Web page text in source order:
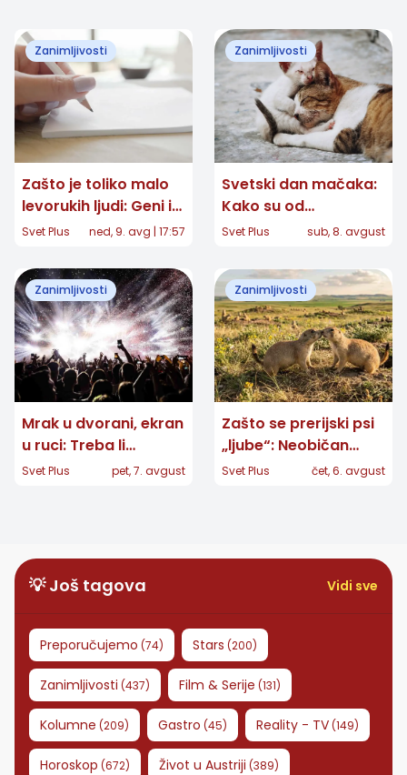
Zanimljivosti
Zašto je toliko malo
levorukih ljudi: Geni i
mozak otkrivaju deo
Svet Plus ned, 9. avg | 17:57
Zanimljivosti
Svetski dan mačaka:
Kako su od
egipatskih hramova
naših domova
Svet Plus sub, 8. avgust
Zanimljivosti
Mrak u dvorani, ekran
u ruci: Treba li
zabraniti telefone na
Svet Plus pet, 7. avgust
Zanimljivosti
Zašto se prerijski psi
„ljube“: Neobičan
pozdrav otkriva ko
Svet Plus čet, 6. avgust
💡 Još tagova Vidi sve
Preporučujemo (74) Stars (200)
Zanimljivosti (437) Film & Serije (131)
Kolumne (209) Gastro (45) Reality - TV(149)
Horoskop (672) Život u Austriji (389)